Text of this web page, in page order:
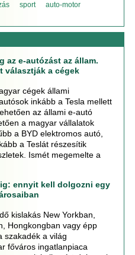
sport
auto-motor
az e-autózást az állam.
választják a cégek
cégek állami
inkább a Tesla mellett
az állami e-autó
a magyar vállalatok
a BYD elektromos autó,
a Teslát részesítik
Ismét megemelte a
ennyit kell dolgozni egy
kislakás New Yorkban,
Hongkongban vagy épp
szakadék a világ
főváros ingatlanpiaca